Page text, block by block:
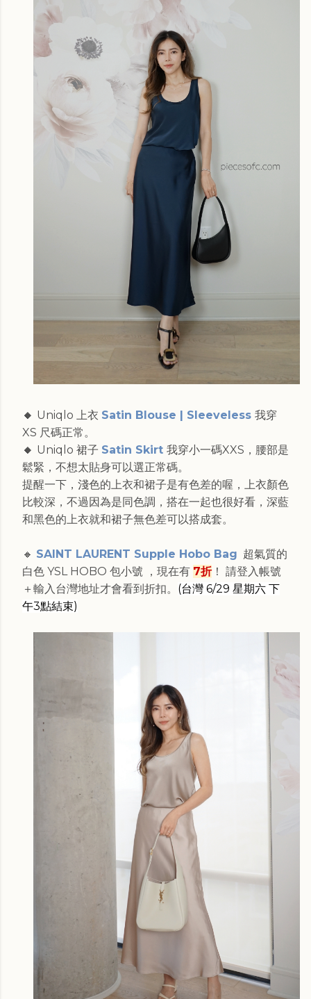
🔸 Uniqlo 上衣 Satin Blouse | Sleeveless 我穿
XS 尺碼正常。
🔸 Uniqlo 裙子 Satin Skirt 我穿小一碼XXS，腰部是
鬆緊，不想太貼身可以選正常碼。
提醒一下，淺色的上衣和裙子是有色差的喔，上衣顏色
比較深，不過因為是同色調，搭在一起也很好看，深藍
和黑色的上衣就和裙子無色差可以搭成套。
🔸 SAINT LAURENT Supple Hobo Bag 超氣質的
白色 YSL HOBO 包小號 ，現在有 7折！ 請登入帳號
＋輸入台灣地址才會看到折扣。 (台灣 6/29 星期六 下
午3點結束)